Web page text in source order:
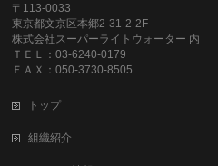
〒113-0033
東京都文京区本郷2-31-2-2F
株式会社スーパーライトウォーター 内
ＴＥＬ：03-6240-0179
ＦＡＸ：050-3730-8505
トップ
組織紹介